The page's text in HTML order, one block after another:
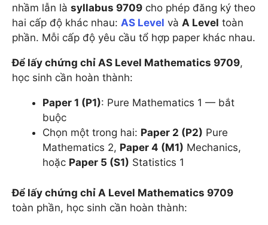
nhầm lẫn là syllabus 9709 cho phép đăng ký theo
hai cấp độ khác nhau: AS Level và A Level toàn
phần. Mỗi cấp độ yêu cầu tổ hợp paper khác nhau.
Để lấy chứng chỉ AS Level Mathematics 9709,
học sinh cần hoàn thành:
Paper 1 (P1): Pure Mathematics 1 — bắt
buộc
Chọn một trong hai: Paper 2 (P2) Pure
Mathematics 2, Paper 4 (M1) Mechanics,
hoặc Paper 5 (S1) Statistics 1
Để lấy chứng chỉ A Level Mathematics 9709
toàn phần, học sinh cần hoàn thành: